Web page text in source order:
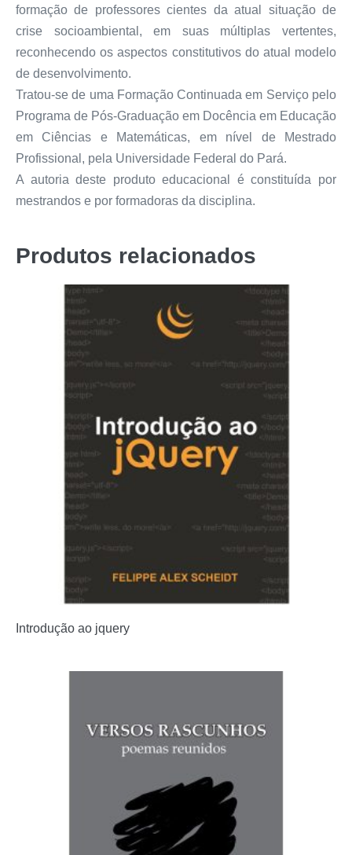
formação de professores cientes da atual situação de
crise socioambiental, em suas múltiplas vertentes,
reconhecendo os aspectos constitutivos do atual modelo
de desenvolvimento.
Tratou-se de uma Formação Continuada em Serviço pelo
Programa de Pós-Graduação em Docência em Educação
em Ciências e Matemáticas, em nível de Mestrado
Profissional, pela Universidade Federal do Pará.
A autoria deste produto educacional é constituída por
mestrandos e por formadoras da disciplina.
Produtos relacionados
Introdução ao jquery